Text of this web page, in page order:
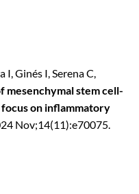
I, Ginés I, Serena C,
stem cell-
on inflammatory
Nov;14(11):e70075.